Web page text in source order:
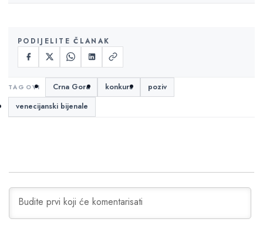
PODIJELITE ČLANAK
Crna Gora konkurs
poziv
venecijanski bijenale